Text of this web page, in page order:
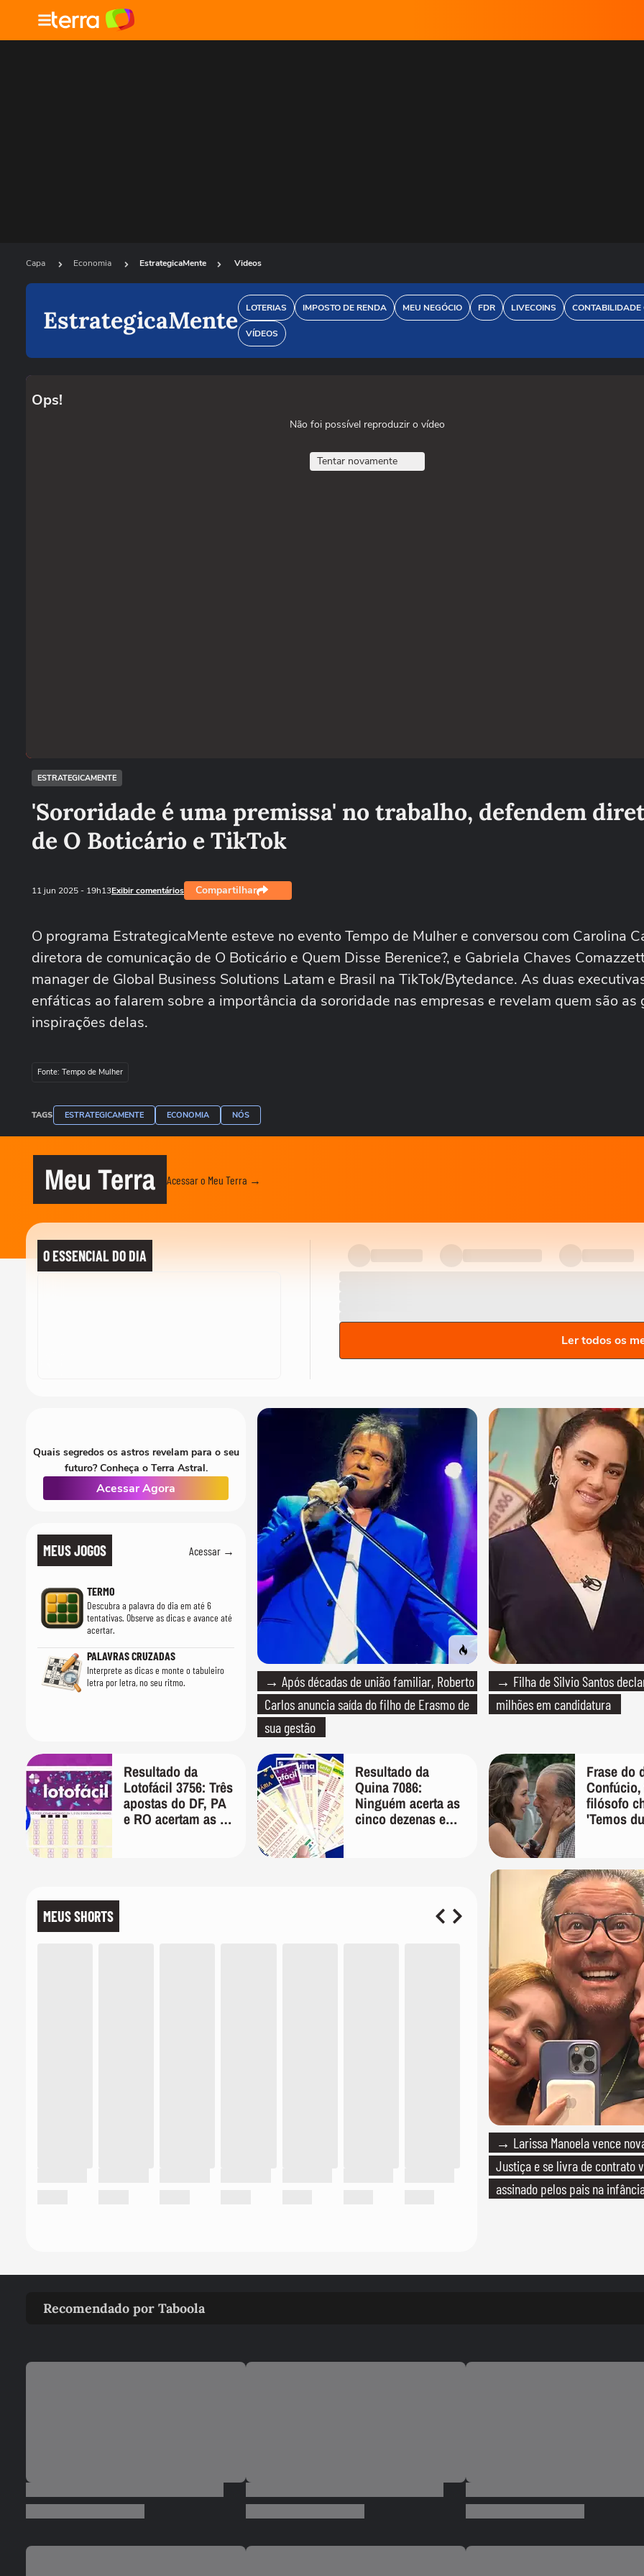
Capa Economia EstrategicaMente Videos
EstrategicaMente LOTERIAS IMPOSTO DE RENDA MEU NEGÓCIO FDR LIVECOINS CONTABILIDADE
VÍDEOS
Ops!
Não foi possível reproduzir o vídeo
Tentar novamente
ESTRATEGICAMENTE
'Sororidade é uma premissa' no trabalho, defendem
de O Boticário e TikTok
11 jun 2025- 19h13Exibir comentários Compartilhar
O programa EstrategicaMente esteve no evento Tempo de Mulher e conversou com Carolina
diretora de comunicação de O Boticário e Quem Disse Berenice?, e Gabriela Chaves
manager de Global Business Solutions Latam e Brasil na TikTok/Bytedance. As duas
enfáticas ao falarem sobre a importância da sororidade nas empresas e revelam quem são as
inspirações delas.
Fonte: Tempo de Mulher
TAGS ESTRATEGICAMENTE ECONOMIA NÓS
Meu Terra Acessar o Meu Terra →
O ESSENCIAL DO DIA
Ler todos os
MEUS JOGOS Acessar →
TERMO
Descubra a palavra do dia em até 6
tentativas. Observe as dicas e avance até
acertar.
PALAVRAS CRUZADAS
Interprete as dicas e monte o tabuleiro
letra por letra, no seu ritmo.
→ Após décadas de união familiar, Roberto
Carlos anuncia saída do filho de Erasmo de
sua gestão
→ Filha de Silvio Santos
milhões em candidatura
→ Larissa Manoela vence
Justiça e se livra de contrato
assinado pelos pais na
Resultado da
Lotofácil 3756: Três
apostas do DF, PA
e RO acertam as 15
Resultado da
Quina 7086:
Ninguém acerta as
cinco dezenas e
Frase do
filósofo
'Temos
que só
MEUS SHORTS
Quais segredos os astros revelam para o seu
futuro? Conheça o Terra Astral.
Acessar Agora
Recomendado por Taboola